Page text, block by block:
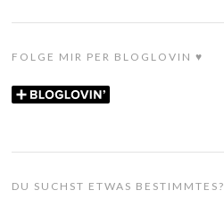
FOLGE MIR PER BLOGLOVIN ♥
DU SUCHST ETWAS BESTIMMTES?